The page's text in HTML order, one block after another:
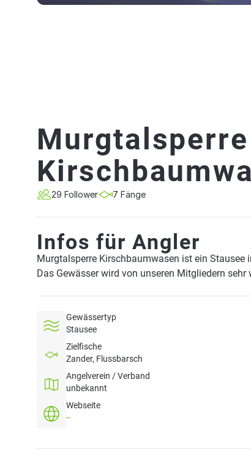
Murgtalsperre
29 Follower 7 Fänge
Infos für Angler
Murgtalsperre Kirschbaumwasen ist ein Stausee
Das Gewässer wird von unseren Mitgliedern
Gewässertyp
Stausee
Zielfische
Zander, Flussbarsch
Angelverein / Verband
unbekannt
Webseite
--